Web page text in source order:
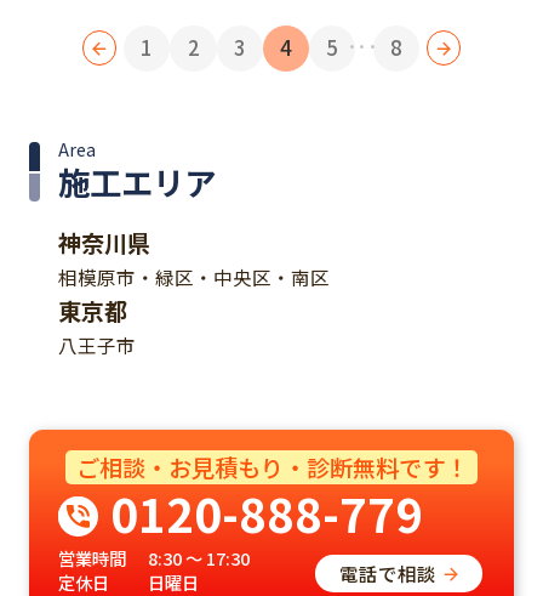
1 2 3 4 5 ... 8
施工エリア
Area
神奈川県
相模原市・緑区・中央区・南区
東京都
八王子市
ご相談・お見積もり・診断無料です！
0120-888-779
営業時間
8:30 ～ 17:30
定休日
日曜日 電話で相談